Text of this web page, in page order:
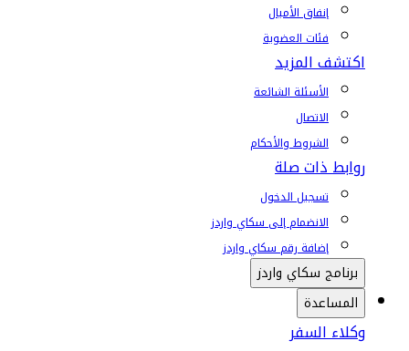
إنفاق الأميال
فئات العضوية
اكتشف المزيد
الأسئلة الشائعة
الاتصال
الشروط والأحكام
روابط ذات صلة
تسجيل الدخول
الانضمام إلى سكاي واردز
إضافة رقم سكاي واردز
برنامج سكاي واردز
المساعدة
وكلاء السفر